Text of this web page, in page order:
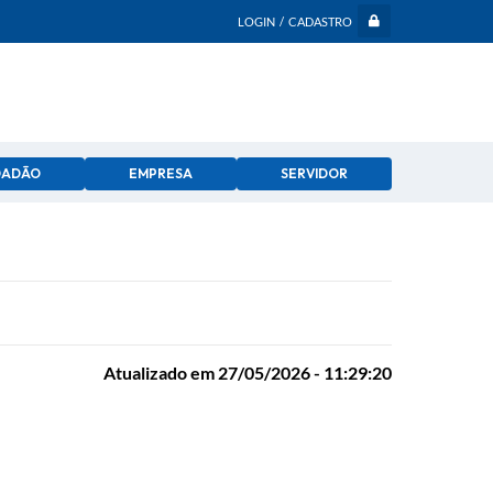
LOGIN / CADASTRO
EMPRESA SERVIDOR
Atualizado em 27/05/2026 - 11:29:20